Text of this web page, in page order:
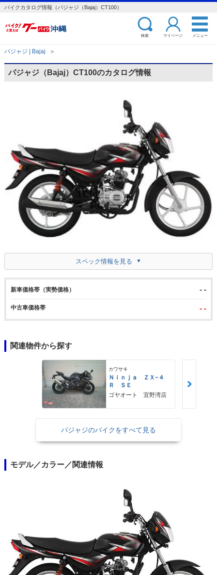
バイクカタログ情報（パジャジ（Bajaj）CT100）
検索 マイページ メニュー
パジャジ | Bajaj ＞
パジャジ（Bajaj）CT100のカタログ情報
スペック情報を見る
新車価格帯（実勢価格） - -
中古車価格帯 - -
関連物件から探す
カワサキ
Ｎｉｎｊａ ＺＸ−４
Ｒ ＳＥ
ゴヤオート 宜野湾店
パジャジのバイクをすべて見る
モデル／カラー／関連情報